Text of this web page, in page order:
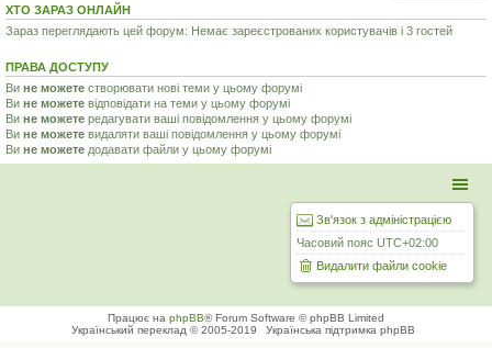
ХТО ЗАРАЗ ОНЛАЙН
Зараз переглядають цей форум: Немає зареєстрованих користувачів і 3 гостей
ПРАВА ДОСТУПУ
Ви не можете створювати нові теми у цьому форумі
Ви не можете відповідати на теми у цьому форумі
Ви не можете редагувати ваші повідомлення у цьому форумі
Ви не можете видаляти ваші повідомлення у цьому форумі
Ви не можете додавати файли у цьому форумі
Зв'язок з адміністрацією
Часовий пояс UTC+02:00
Видалити файли cookie
Працює на phpBB® Forum Software © phpBB Limited
Український переклад © 2005-2019
Українська підтримка phpBB